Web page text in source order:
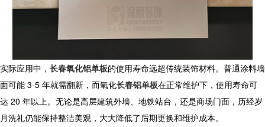
实际应用中， 长春氧化铝单板的使用寿命远超传统装饰材料。普通涂料墙
面可能 3-5 年就需翻新，而氧化长春铝单板在正常维护下，使用寿命可
达 20 年以上。无论是高层建筑外墙、地铁站台，还是商场门面，历经岁
月洗礼仍能保持整洁美观，大大降低了后期更换和维护成本。​